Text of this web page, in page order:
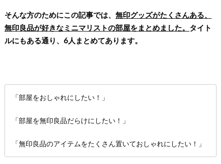
そんな方のためにこの記事では、 無印グッズがたくさんある、
無印良品が好きなミニマリストの部屋をまとめました。 タイト
ルにもある通り、6人まとめてあります。
「部屋をおしゃれにしたい！」
「部屋を無印良品だらけにしたい！」
「無印良品のアイテムをたくさん置いておしゃれにしたい！」